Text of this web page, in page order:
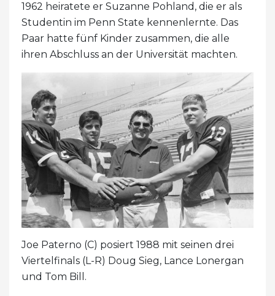
1962 heiratete er Suzanne Pohland, die er als
Studentin im Penn State kennenlernte. Das
Paar hatte fünf Kinder zusammen, die alle
ihren Abschluss an der Universität machten.
Joe Paterno (C) posiert 1988 mit seinen drei
Viertelfinals (L-R) Doug Sieg, Lance Lonergan
und Tom Bill.